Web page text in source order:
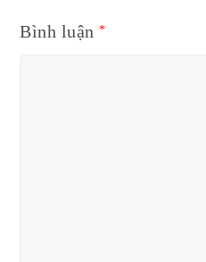
Bình luận*